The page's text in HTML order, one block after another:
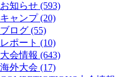
お知らせ (593)
キャンプ (20)
ブログ (55)
レポート (10)
大会情報 (643)
海外大会 (17)